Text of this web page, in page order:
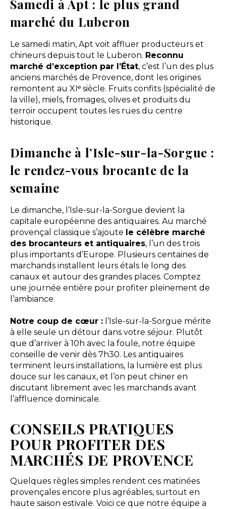
Samedi à Apt : le plus grand
marché du Luberon
Le samedi matin, Apt voit affluer producteurs et
chineurs depuis tout le Luberon. Reconnu
marché d’exception par l’État, c’est l’un des plus
anciens marchés de Provence, dont les origines
remontent au XIᵉ siècle. Fruits confits (spécialité de
la ville), miels, fromages, olives et produits du
terroir occupent toutes les rues du centre
historique.
Dimanche à l’Isle-sur-la-Sorgue :
le rendez-vous brocante de la
semaine
Le dimanche, l’Isle-sur-la-Sorgue devient la
capitale européenne des antiquaires. Au marché
provençal classique s’ajoute le célèbre marché
des brocanteurs et antiquaires, l’un des trois
plus importants d’Europe. Plusieurs centaines de
marchands installent leurs étals le long des
canaux et autour des grandes places. Comptez
une journée entière pour profiter pleinement de
l’ambiance.
Notre coup de cœur :l’Isle-sur-la-Sorgue mérite
à elle seule un détour dans votre séjour. Plutôt
que d’arriver à 10h avec la foule, notre équipe
conseille de venir dès 7h30. Les antiquaires
terminent leurs installations, la lumière est plus
douce sur les canaux, et l’on peut chiner en
discutant librement avec les marchands avant
l’affluence dominicale.
CONSEILS PRATIQUES
POUR PROFITER DES
MARCHÉS DE PROVENCE
Quelques règles simples rendent ces matinées
provençales encore plus agréables, surtout en
haute saison estivale. Voici ce que notre équipe a